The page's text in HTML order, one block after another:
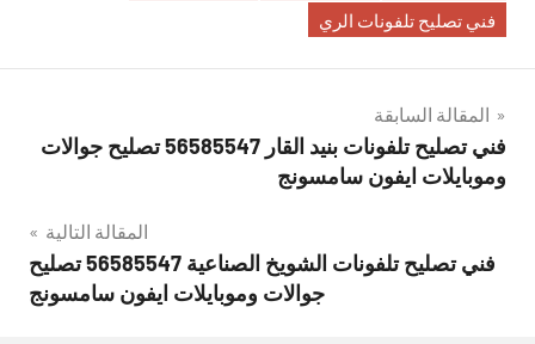
فني تصليح تلفونات الري
تصفّح
المقالات
المقالة السابقة
فني تصليح تلفونات بنيد القار 56585547 تصليح جوالات
وموبايلات ايفون سامسونج
المقالة التالية
فني تصليح تلفونات الشويخ الصناعية 56585547 تصليح
جوالات وموبايلات ايفون سامسونج